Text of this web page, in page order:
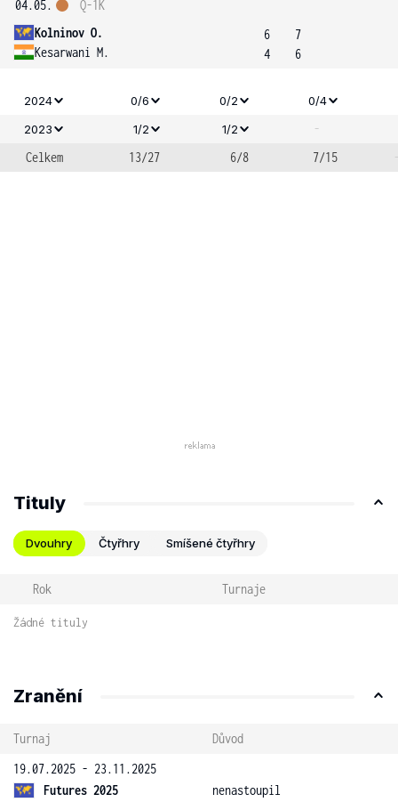
04.05.
Kolninov O.
Kesarwani M.
Q-1K
6
4
7
6
2024 0/6 0/2
0/4
2023
1/2 1/2
-
Celkem
13/27 6/8 7/15
Tituly
Dvouhry Čtyřhry Smíšené čtyřhry
Rok Turnaje
Žádné tituly
Zranění
Turnaj
Důvod
19.07.2025 - 23.11.2025
Futures 2025
nenastoupil